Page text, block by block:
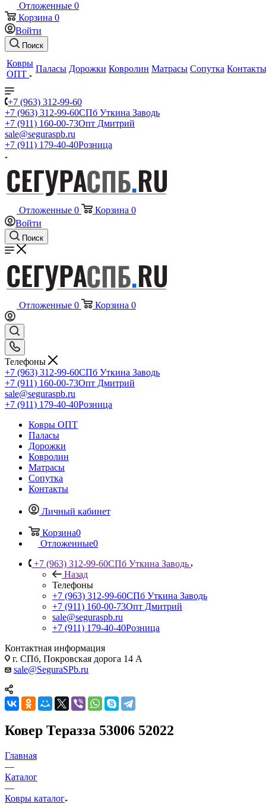
Отложенные 0
Корзина 0
Войти
Поиск
Ковры
ОПТ
Паласы Дорожки Ковролин Матрасы Сопутка Контакты
+7 (963) 312-99-60
+7 (963) 312-99-60СПб Уткина Заводь
+7 (911) 160-00-73Опт Дмитрий
sale@seguraspb.ru
+7 (911) 179-40-40Розница
Отложенные 0 Корзина 0
Войти
Поиск
Отложенные 0 Корзина 0
Телефоны
+7 (963) 312-99-60СПб Уткина Заводь
+7 (911) 160-00-73Опт Дмитрий
sale@seguraspb.ru
+7 (911) 179-40-40Розница
Ковры ОПТ
Паласы
Дорожки
Ковролин
Матрасы
Сопутка
Контакты
Личный кабинет
Корзина0
Отложенные0
+7 (963) 312-99-60СПб Уткина Заводь
Назад
Телефоны
+7 (963) 312-99-60СПб Уткина Заводь
+7 (911) 160-00-73Опт Дмитрий
sale@seguraspb.ru
+7 (911) 179-40-40Розница
Контактная информация
г. СПб, Покровская дорога 14 А
sale@SeguraSPb.ru
Ковер Теразза 53006 52022
Главная
—
Каталог
—
Ковры каталог